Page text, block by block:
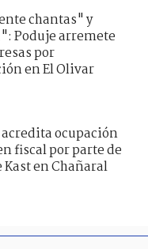
chantas" y
Poduje arremete
por
en El Olivar
ocupación
fiscal por parte de
Kast en Chañaral